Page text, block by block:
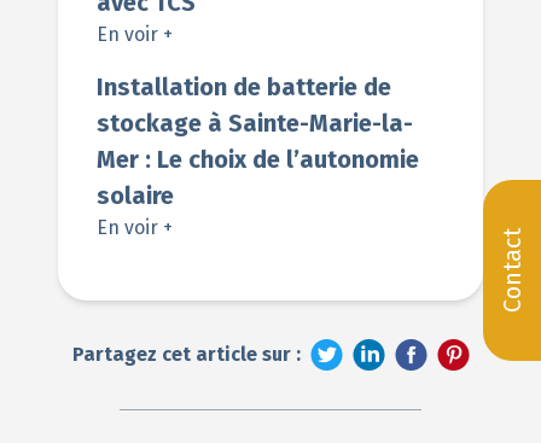
Contact
En voir +
Installation de batterie de
stockage à Sainte-Marie-la-
Mer : Le choix de l’autonomie
solaire
En voir +
Partagez cet article sur :